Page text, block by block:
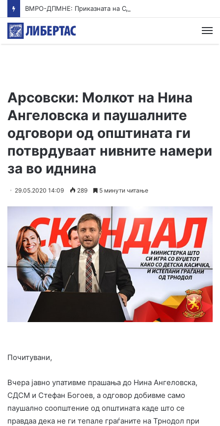
Арсовски: Молкот на Нина
Ангеловска и паушалните
одговори од општината ги
потврдуваат нивните намери
за во иднина
29.05.2020 14:09 289 5 минути читање
Почитувани,
Вчера јавно упативме прашања до Нина Ангеловска,
СДСМ и Стефан Богоев, а одговор добивме само
паушално соопштение од општината каде што се
правдаа дека не ги тепале граѓаните на Трнодол при